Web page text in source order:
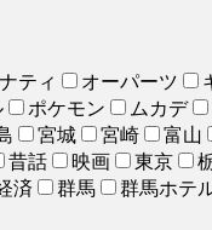
ティ オーパーツ
ポケモン
ムカデ
宮城 宮崎
富山
昔話 映画 東京
済 群馬
群馬ホテ